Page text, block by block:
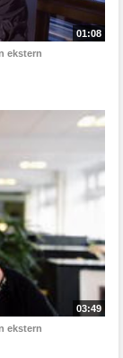
01:08
ekstern
03:49
ekstern